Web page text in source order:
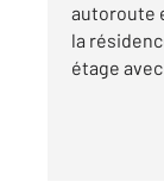
autoroute
la
étage